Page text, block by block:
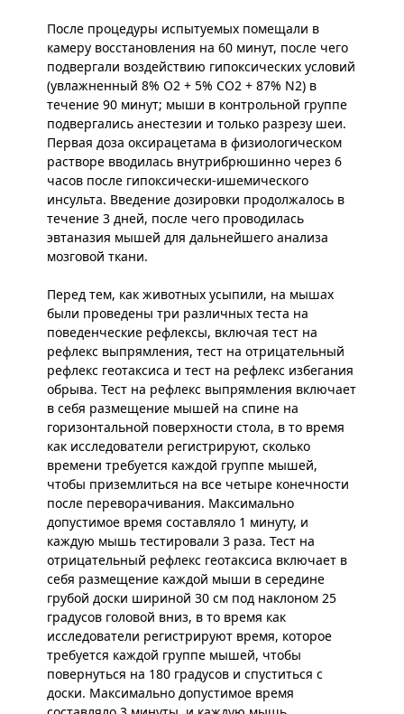
После процедуры испытуемых помещали в
камеру восстановления на 60 минут, после чего
подвергали воздействию гипоксических условий
(увлажненный 8% O2 + 5% CO2 + 87% N2) в
течение 90 минут; мыши в контрольной группе
подвергались анестезии и только разрезу шеи.
Первая доза оксирацетама в физиологическом
растворе вводилась внутрибрюшинно через 6
часов после гипоксически-ишемического
инсульта. Введение дозировки продолжалось в
течение 3 дней, после чего проводилась
эвтаназия мышей для дальнейшего анализа
мозговой ткани.
Перед тем, как животных усыпили, на мышах
были проведены три различных теста на
поведенческие рефлексы, включая тест на
рефлекс выпрямления, тест на отрицательный
рефлекс геотаксиса и тест на рефлекс избегания
обрыва. Тест на рефлекс выпрямления включает
в себя размещение мышей на спине на
горизонтальной поверхности стола, в то время
как исследователи регистрируют, сколько
времени требуется каждой группе мышей,
чтобы приземлиться на все четыре конечности
после переворачивания. Максимально
допустимое время составляло 1 минуту, и
каждую мышь тестировали 3 раза. Тест на
отрицательный рефлекс геотаксиса включает в
себя размещение каждой мыши в середине
грубой доски шириной 30 см под наклоном 25
градусов головой вниз, в то время как
исследователи регистрируют время, которое
требуется каждой группе мышей, чтобы
повернуться на 180 градусов и спуститься с
доски. Максимально допустимое время